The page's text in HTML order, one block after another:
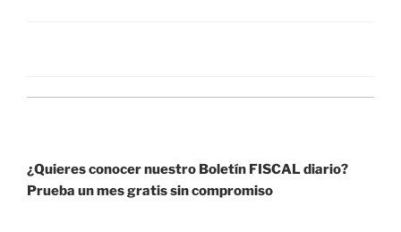
p n m o
k
¿Quieres conocer nuestro Boletín FISCAL diario?
Prueba un mes gratis sin compromiso